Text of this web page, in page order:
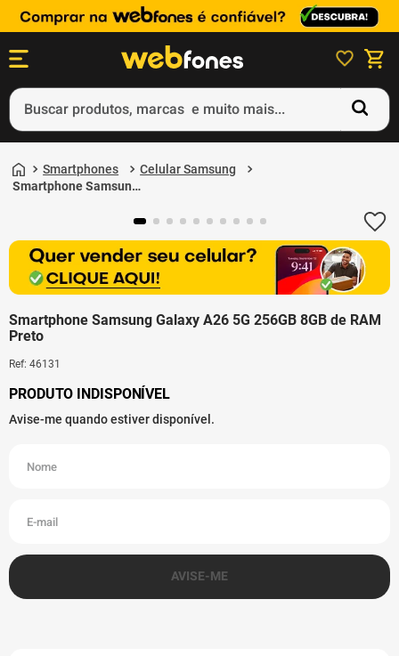
Buscar produtos, marcas e muito mais...
Smartphones
Celular Samsung
Smartphone Samsung
Smartphone Samsung Galaxy A26 5G 256GB 8GB de RAM
Preto
Ref: 46131
1º
ps5
3º
4º
smartphone